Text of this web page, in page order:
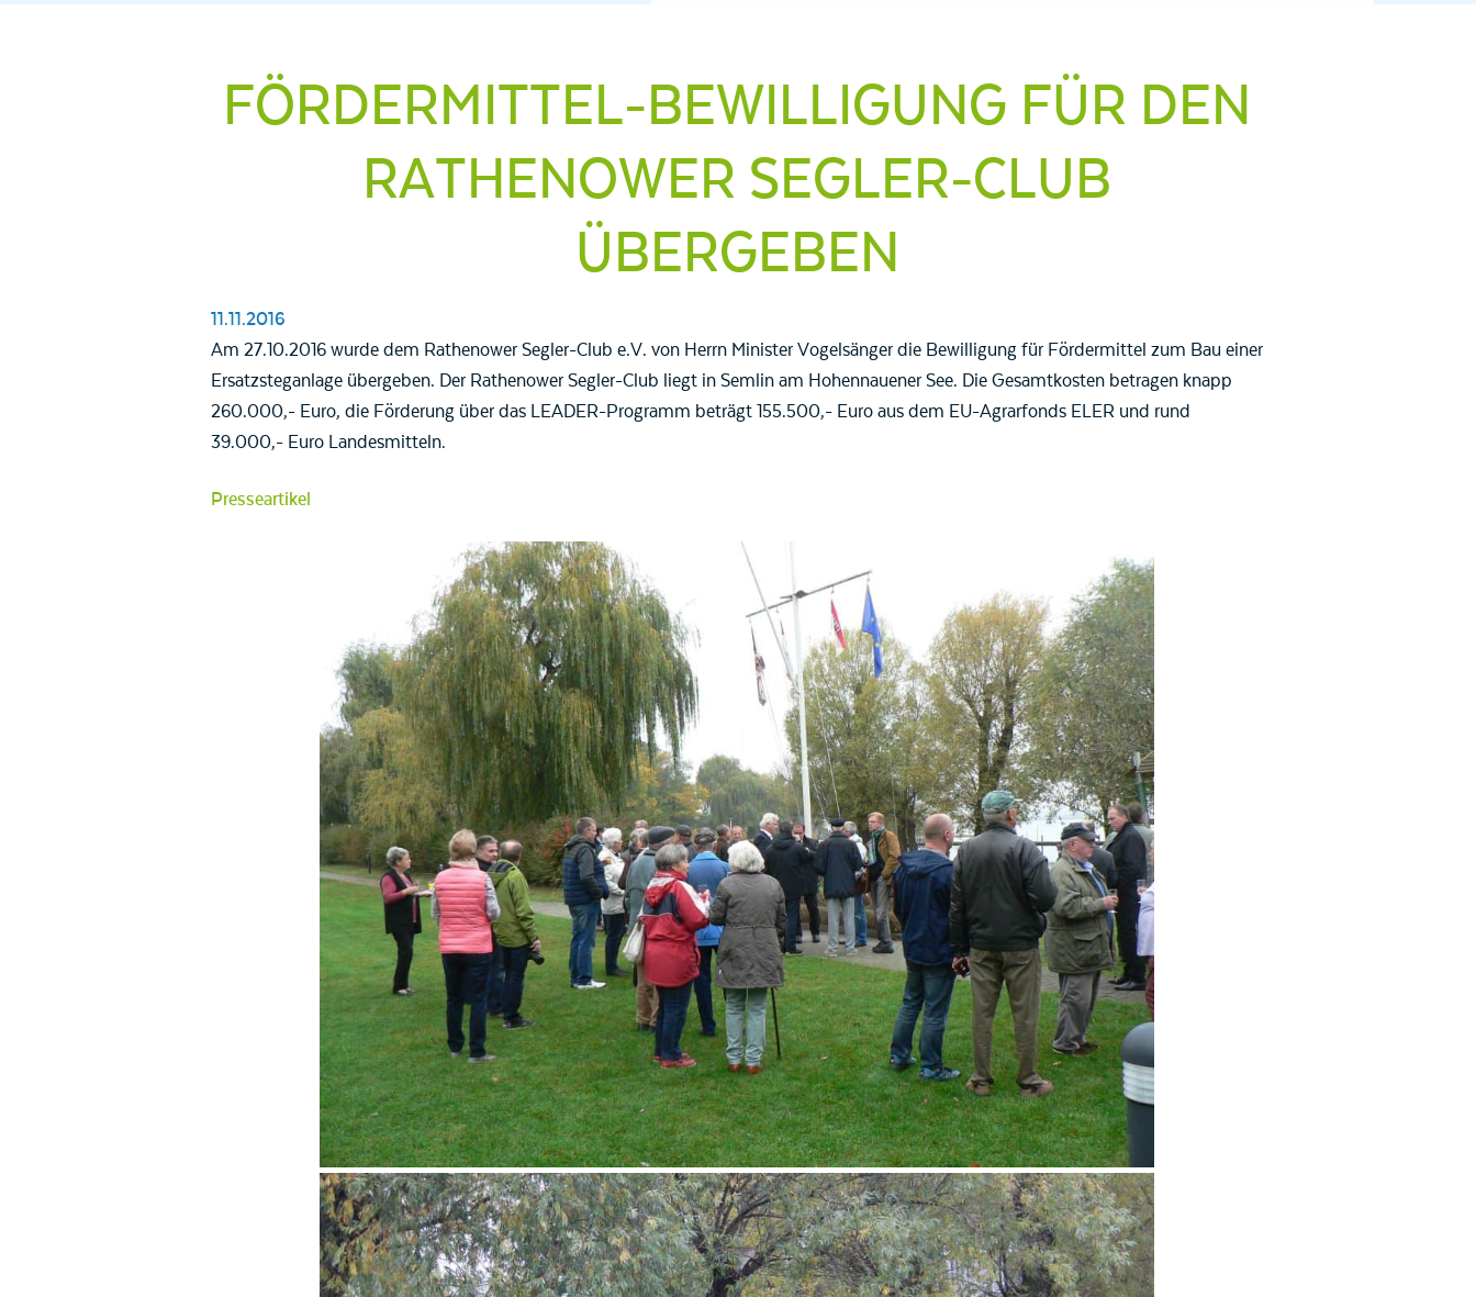
FÖRDERMITTEL-BEWILLIGUNG FÜR DEN
RATHENOWER SEGLER-CLUB
ÜBERGEBEN
11.11.2016
Am 27.10.2016 wurde dem Rathenower Segler-Club e.V. von Herrn Minister Vogelsänger die Bewilligung für Fördermittel zum Bau einer
Ersatzsteganlage übergeben. Der Rathenower Segler-Club liegt in Semlin am Hohennauener See. Die Gesamtkosten betragen knapp
260.000,- Euro, die Förderung über das LEADER-Programm beträgt 155.500,- Euro aus dem EU-Agrarfonds ELER und rund
39.000,- Euro Landesmitteln.
Presseartikel